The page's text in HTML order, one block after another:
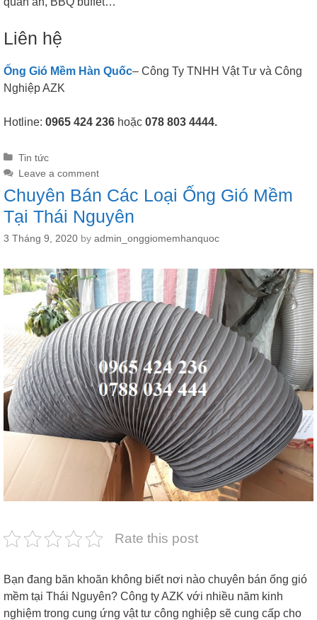
Liên hệ
Ống Gió Mềm Hàn Quốc– Công Ty TNHH Vật Tư và Công
Nghiệp AZK
Hotline: 0965 424 236 hoặc 078 803 4444.
Categories
Tin tức
Leave a comment
Chuyên Bán Các Loại Ống Gió Mềm
Tại Thái Nguyên
3 Tháng 9, 2020 by admin_onggiomemhanquoc
Rate this post
Bạn đang băn khoăn không biết nơi nào chuyên bán ống gió
mềm tại Thái Nguyên? Công ty AZK với nhiều năm kinh
nghiệm trong cung ứng vật tư công nghiệp sẽ cung cấp cho